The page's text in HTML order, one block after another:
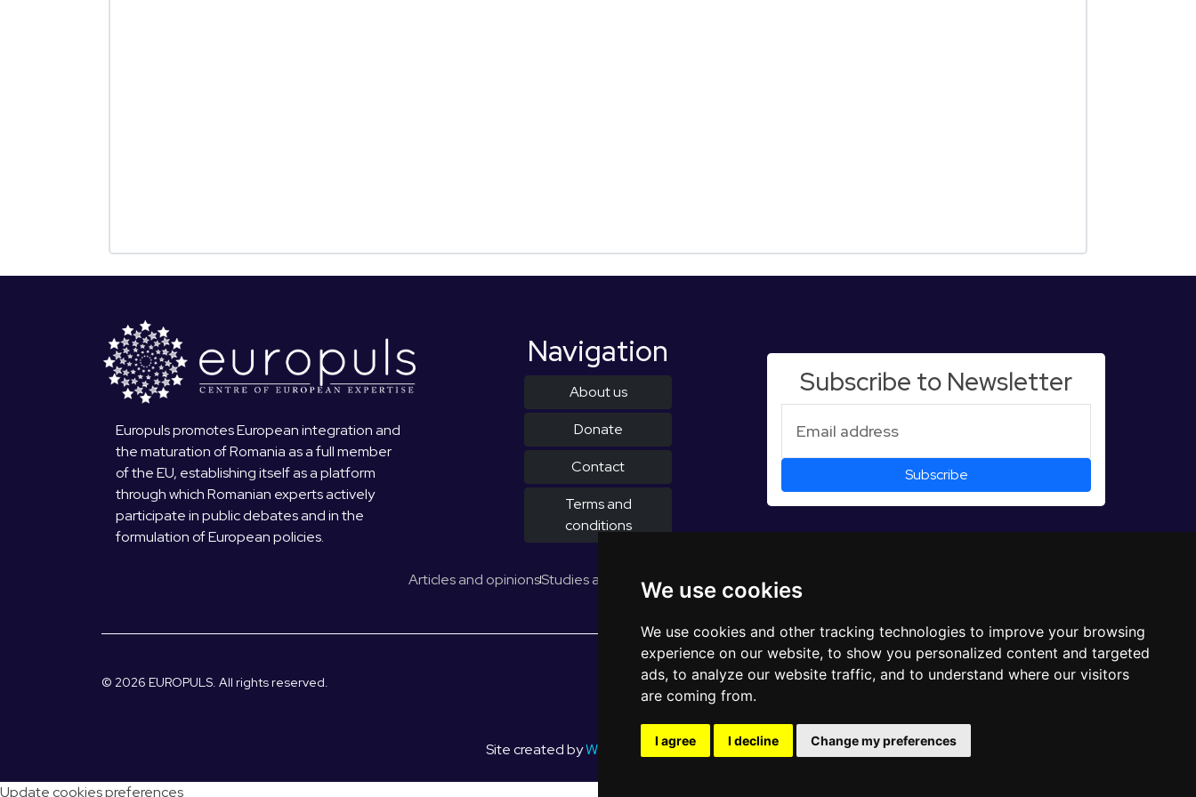
We use cookies
We use cookies and other tracking technologies to improve your browsing
experience on our website, to show you personalized content and targeted
ads, to analyze our website traffic, and to understand where our visitors
are coming from.
I agree I decline Change my preferences
Europuls promotes European integration and
the maturation of Romania as a full member
of the EU, establishing itself as a platform
through which Romanian experts actively
participate in public debates and in the
formulation of European policies.
Navigation
About us
Donate
Contact
Terms and
conditions
Subscribe to Newsletter
Articles and opinionsStudies and reports EUROPULS Results
© 2026 EUROPULS. All rights reserved.
Site created byWebShop Solutions
Update cookies preferences